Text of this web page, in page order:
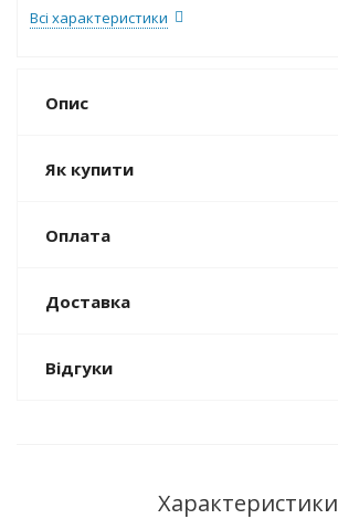
Всі характеристики
Опис
Як купити
Оплата
Доставка
Відгуки
Характеристики